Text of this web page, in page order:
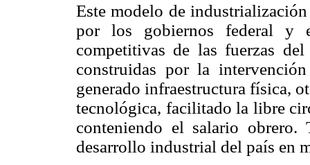
Este modelo de
por los gobiernos federal y
competitivas de las fuerzas del
construidas por la
generado infraestructura física,
tecnológica, facilitado la libre
conteniendo el salario obrero.
desarrollo industrial del país en